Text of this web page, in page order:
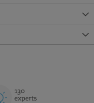
130
experts